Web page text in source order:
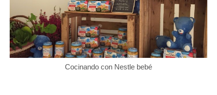
Cocinando con Nestle bebé